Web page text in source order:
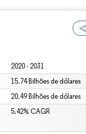
2020 - 2031
15.74 Bilhões de dólares
20.49 Bilhões de dólares
5.42% CAGR